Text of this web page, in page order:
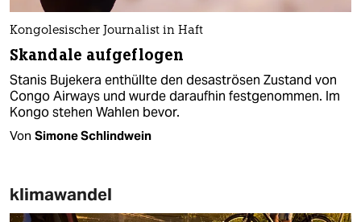
Kongolesischer Journalist in Haft
Skandale aufgeflogen
Stanis Bujekera enthüllte den desaströsen Zustand von
Congo Airways und wurde daraufhin festgenommen. Im
Kongo stehen Wahlen bevor.
Von Simone Schlindwein
klimawandel